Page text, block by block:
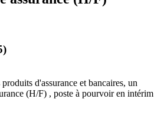
d'assurance et bancaires, un
(H/F) , poste à pourvoir en intérim